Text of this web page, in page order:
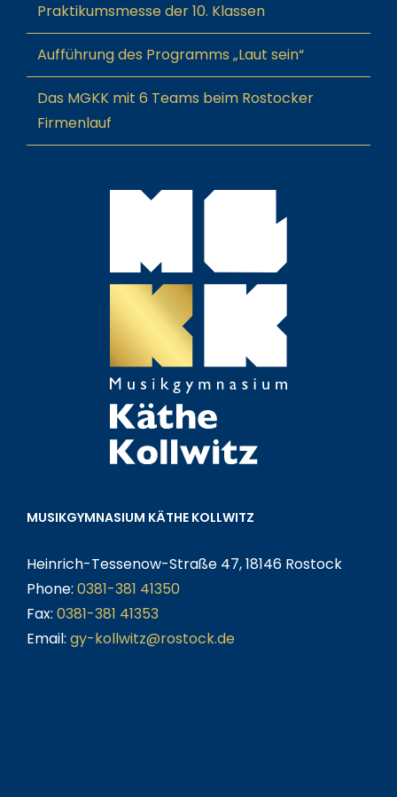
Praktikumsmesse der 10. Klassen
Aufführung des Programms „Laut sein“
Das MGKK mit 6 Teams beim Rostocker
Firmenlauf
MUSIKGYMNASIUM KÄTHE KOLLWITZ
Heinrich-Tessenow-Straße 47, 18146 Rostock
Phone: 0381-381 41350
Fax: 0381-381 41353
Email: gy-kollwitz@rostock.de